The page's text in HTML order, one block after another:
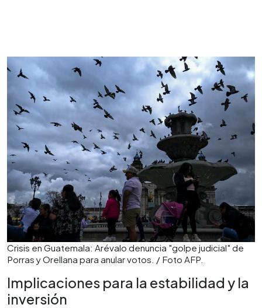
Crisis en Guatemala: Arévalo denuncia "golpe judicial" de
Porras y Orellana para anular votos. / Foto AFP.
Implicaciones para la estabilidad y la
inversión